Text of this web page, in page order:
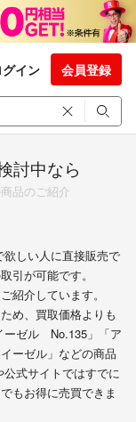
グイン 会員登録
討中なら
品のご紹介
しい人に直接販売で
引が可能です。
紹介しています。
め、買取価格よりも
ーゼル No.135」「ア
ーゼル」などの商品
式サイトではすでに
もお得に売買できま